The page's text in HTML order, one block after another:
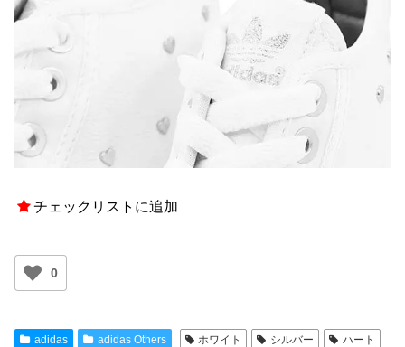
チェックリストに追加
0
adidas adidas Others ホワイト シルバー ハート